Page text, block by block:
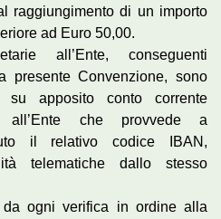
raggiungimento di un importo
ad Euro 50,00.
all’Ente, conseguenti
presente Convenzione, sono
su apposito conto corrente
all’Ente che provvede a
il relativo codice IBAN,
telematiche dallo stesso
da ogni verifica in ordine alla